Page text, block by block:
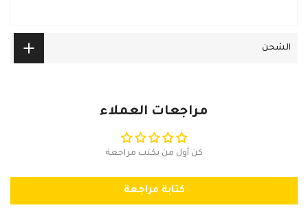
الشحن
مراجعات العملاء
كن أول من يكتب مراجعة
كتابة مراجعة